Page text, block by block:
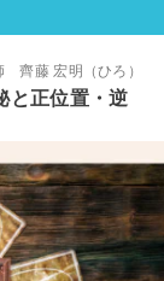
齊藤 宏明（ひろ）
と正位置・逆